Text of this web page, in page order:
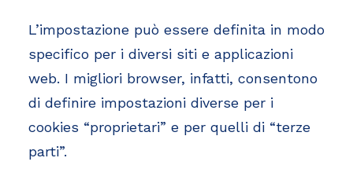
L’impostazione può essere definita in modo
specifico per i diversi siti e applicazioni
web. I migliori browser, infatti, consentono
di definire impostazioni diverse per i
cookies “proprietari” e per quelli di “terze
parti”.